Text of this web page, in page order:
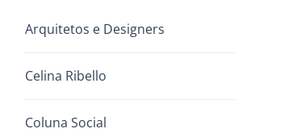
Arquitetos e Designers
Celina Ribello
Coluna Social